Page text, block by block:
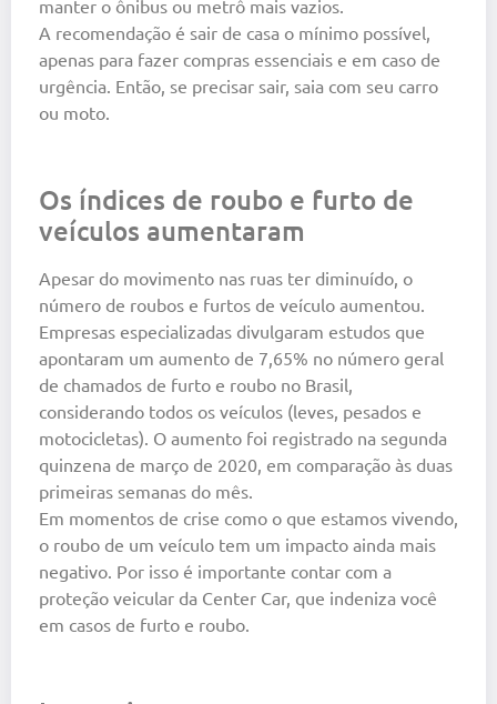
manter o ônibus ou metrô mais vazios.
A recomendação é sair de casa o mínimo possível,
apenas para fazer compras essenciais e em caso de
urgência. Então, se precisar sair, saia com seu carro
ou moto.
Os índices de roubo e furto de
veículos aumentaram
Apesar do movimento nas ruas ter diminuído, o
número de roubos e furtos de veículo aumentou.
Empresas especializadas divulgaram estudos que
apontaram um aumento de 7,65% no número geral
de chamados de furto e roubo no Brasil,
considerando todos os veículos (leves, pesados e
motocicletas). O aumento foi registrado na segunda
quinzena de março de 2020, em comparação às duas
primeiras semanas do mês.
Em momentos de crise como o que estamos vivendo,
o roubo de um veículo tem um impacto ainda mais
negativo. Por isso é importante contar com a
proteção veicular da Center Car, que indeniza você
em casos de furto e roubo.